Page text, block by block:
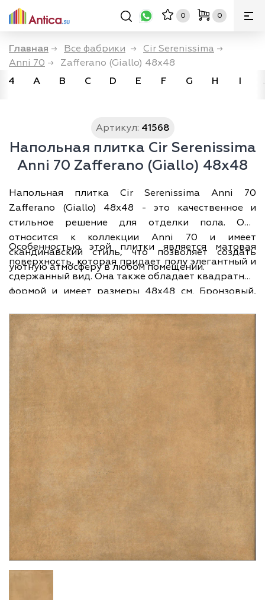
0 0
Главная → Все фабрики → Cir Serenissima →
Anni 70 →
Zafferano (Giallo) 48x48
4
A B C D E F G H I
Артикул: 41568
Напольная плитка Cir Serenissima
Anni 70 Zafferano (Giallo) 48x48
Напольная плитка Cir Serenissima Anni 70
Zafferano (Giallo) 48x48 - это качественное и
стильное решение для отделки пола. Она
относится к коллекции Anni 70 и имеет
скандинавский стиль, что позволяет создать
уютную атмосферу в любом помещении.
Особенностью этой плитки является матовая
поверхность, которая придает полу элегантный и
сдержанный вид. Она также обладает квадратной
формой и имеет размеры 48x48 см. Бронзовый,
которые подходят для различных интерьеров.